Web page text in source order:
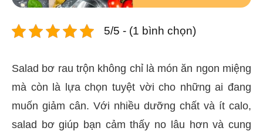
5/5 - (1 bình chọn)
Salad bơ rau trộn không chỉ là món ăn ngon miệng
mà còn là lựa chọn tuyệt vời cho những ai đang
muốn giảm cân. Với nhiều dưỡng chất và ít calo,
salad bơ giúp bạn cảm thấy no lâu hơn và cung